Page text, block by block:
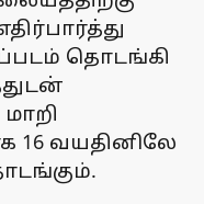
தொடங்கி
16 வயதினிலே